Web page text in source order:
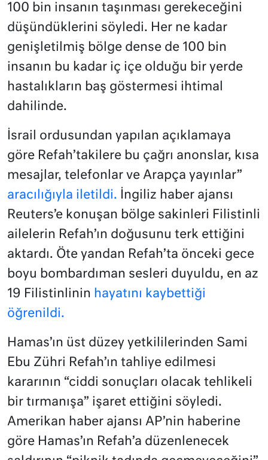
100 bin insanın taşınması gerekeceğini
düşündüklerini söyledi. Her ne kadar
genişletilmiş bölge dense de 100 bin
insanın bu kadar iç içe olduğu bir yerde
hastalıkların baş göstermesi ihtimal
dahilinde.
İsrail ordusundan yapılan açıklamaya
göre Refah’takilere bu çağrı anonslar, kısa
mesajlar, telefonlar ve Arapça yayınlar”
aracılığıyla iletildi. İngiliz haber ajansı
Reuters’e konuşan bölge sakinleri Filistinli
ailelerin Refah’ın doğusunu terk ettiğini
aktardı. Öte yandan Refah’ta önceki gece
boyu bombardıman sesleri duyuldu, en az
19 Filistinlinin hayatını kaybettiği
öğrenildi.
Hamas’ın üst düzey yetkililerinden Sami
Ebu Zühri Refah’ın tahliye edilmesi
kararının “ciddi sonuçları olacak tehlikeli
bir tırmanışa” işaret ettiğini söyledi.
Amerikan haber ajansı AP’nin haberine
göre Hamas’ın Refah’a düzenlenecek